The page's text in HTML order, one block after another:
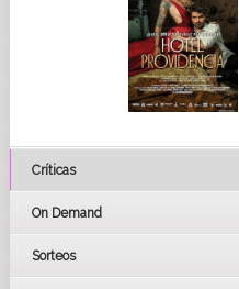
Críticas
On Demand
Sorteos